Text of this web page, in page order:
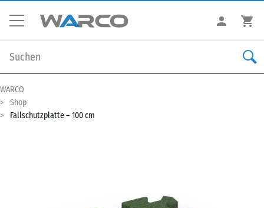
WARCO
Shop
Fallschutzplatte – 100 cm